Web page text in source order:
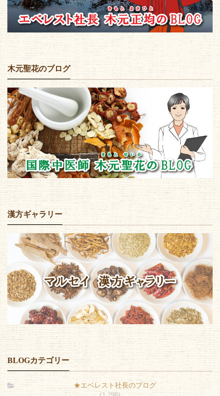
木元聖花のブログ
漢方ギャラリー
BLOGカテゴリー
★エベレスト社長のブログ